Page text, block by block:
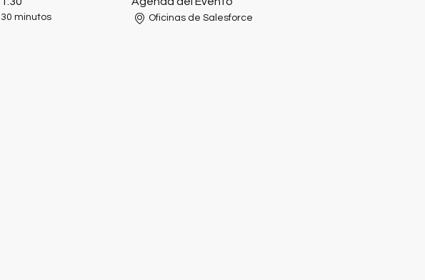
minutos Oficinas de Salesforce